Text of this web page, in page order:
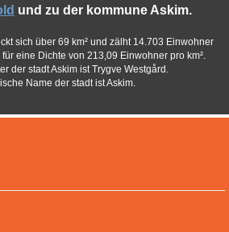
und zu der kommune Askim.
sich über 69 km² und zälht 14.703 Einwohner
eine Dichte von 213,09 Einwohner pro km².
der stadt Askim ist Trygve Westgård.
Name der stadt ist Askim.